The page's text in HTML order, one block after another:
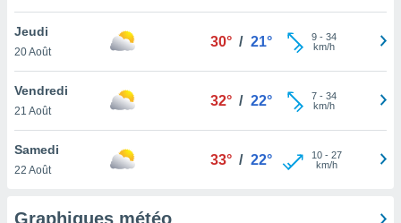
que
et que
Jeudi
20 Août
30° / 21° 9- 34
km/h
Vendredi
21 Août
32° / 22° 7- 34
km/h
Samedi
22 Août
33° / 22° 10- 27
km/h
Graphiques météo